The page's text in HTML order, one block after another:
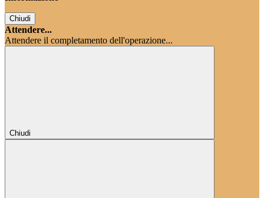
Chiudi
Attendere...
Attendere il completamento dell'operazione...
Chiudi